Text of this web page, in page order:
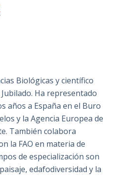
Biológicas y científico
Ha representado
años a España en el Buro
y la Agencia Europea de
También colabora
la FAO en materia de
de especialización son
edafodiversidad y la